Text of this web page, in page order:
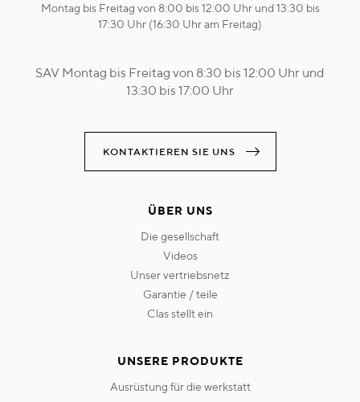
Montag bis Freitag von 8:00 bis 12:00 Uhr und 13:30 bis
17:30 Uhr (16:30 Uhr am Freitag)
SAV Montag bis Freitag von 8:30 bis 12:00 Uhr und
13:30 bis 17:00 Uhr
KONTAKTIEREN SIE UNS
ÜBER UNS
die gesellschaft
videos
unser vertriebsnetz
garantie / teile
clas stellt ein
UNSERE PRODUKTE
ausrüstung für die werkstatt